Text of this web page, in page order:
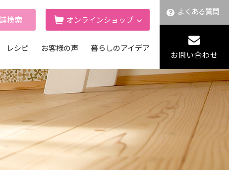
検索 オンラインショップ
レシピ お客様の声 暮らしのアイデア
よくある質問
お問い合わせ